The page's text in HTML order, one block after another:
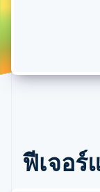
การก่อตั้งบริษั
การขจัดคาร์บ
Stripe
ดูว่า Stripe
ฟีเจอร์